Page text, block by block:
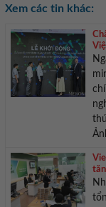
Xem các tin khác: